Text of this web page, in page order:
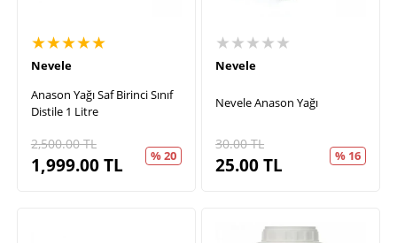
★★★★★
Nevele
Anason Yağı Saf Birinci Sınıf
Distile 1 Litre
2,500.00TL
1,999.00TL % 20
★★★★★
Nevele
Nevele Anason Yağı
30.00TL
25.00TL % 16